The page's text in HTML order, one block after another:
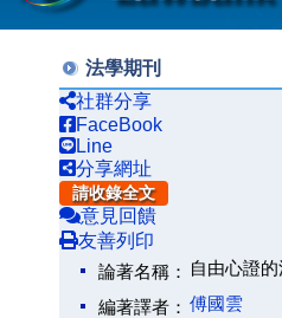
法學期刊
社群分享
FaceBook
Line
分享網址
請收錄全文
意見回饋
友善列印
論著名稱： 自由心證
編著譯者： 傅國雲